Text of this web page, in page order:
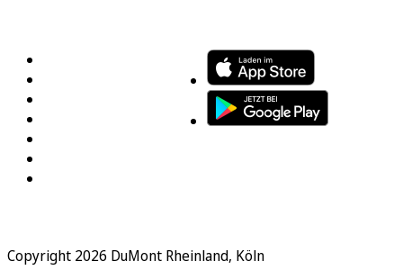
Copyright 2026 DuMont Rheinland, Köln